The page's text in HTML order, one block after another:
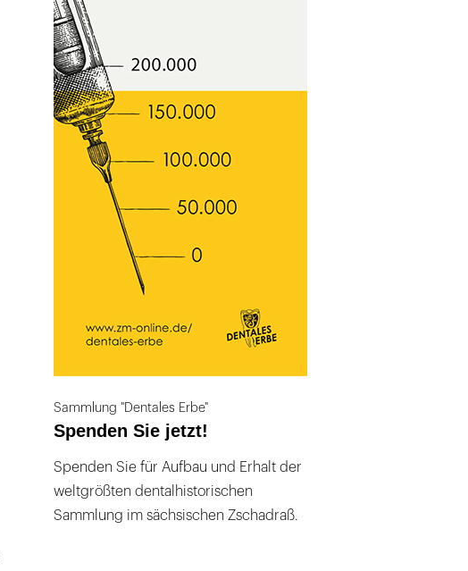
Sammlung "Dentales Erbe"
Spenden Sie jetzt!
Spenden Sie für Aufbau und Erhalt der
weltgrößten dentalhistorischen
Sammlung im sächsischen Zschadraß.